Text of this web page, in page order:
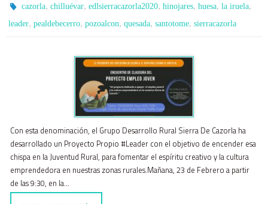
cazorla,chilluévar,edlsierracazorla2020,hinojares,huesa,la iruela,
leader, pealdebecerro, pozoalcon, quesada, santotome, sierracazorla
Con esta denominación, el Grupo Desarrollo Rural Sierra De Cazorla ha
desarrollado un Proyecto Propio #Leader con el objetivo de encender esa
chispa en la Juventud Rural, para fomentar el espíritu creativo y la cultura
emprendedora en nuestras zonas rurales.Mañana, 23 de Febrero a partir
de las 9:30, en la…